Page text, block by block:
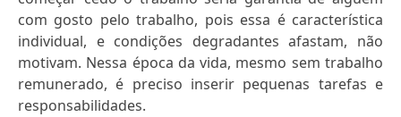
com gosto pelo trabalho, pois essa é característica
individual, e condições degradantes afastam, não
motivam. Nessa época da vida, mesmo sem trabalho
remunerado, é preciso inserir pequenas tarefas e
responsabilidades.